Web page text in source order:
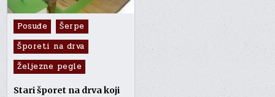
Posted
in
Posuđe
Šerpe
Šporeti na drva
Željezne pegle
Stari šporet na drva koji